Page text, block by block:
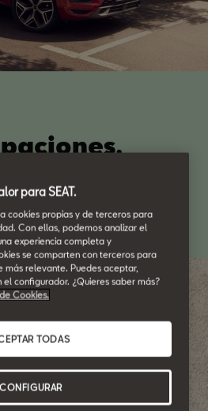
una mejor sensación que la de
para SEAT.
cookies propias y de terceros para
Con ellas, podemos analizar el
experiencia completa y
se comparten con terceros para
más relevante. Puedes aceptar,
el configurador. ¿Quieres saber más?
Cookies.
TODAS
CONFIGURAR